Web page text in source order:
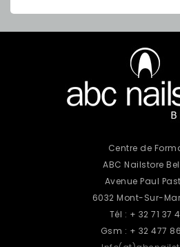
Centre de
ABC Nailstore
Avenue Paul
6032 Mont-Sur-
Tél : + 32 71 37
Gsm : + 32 477